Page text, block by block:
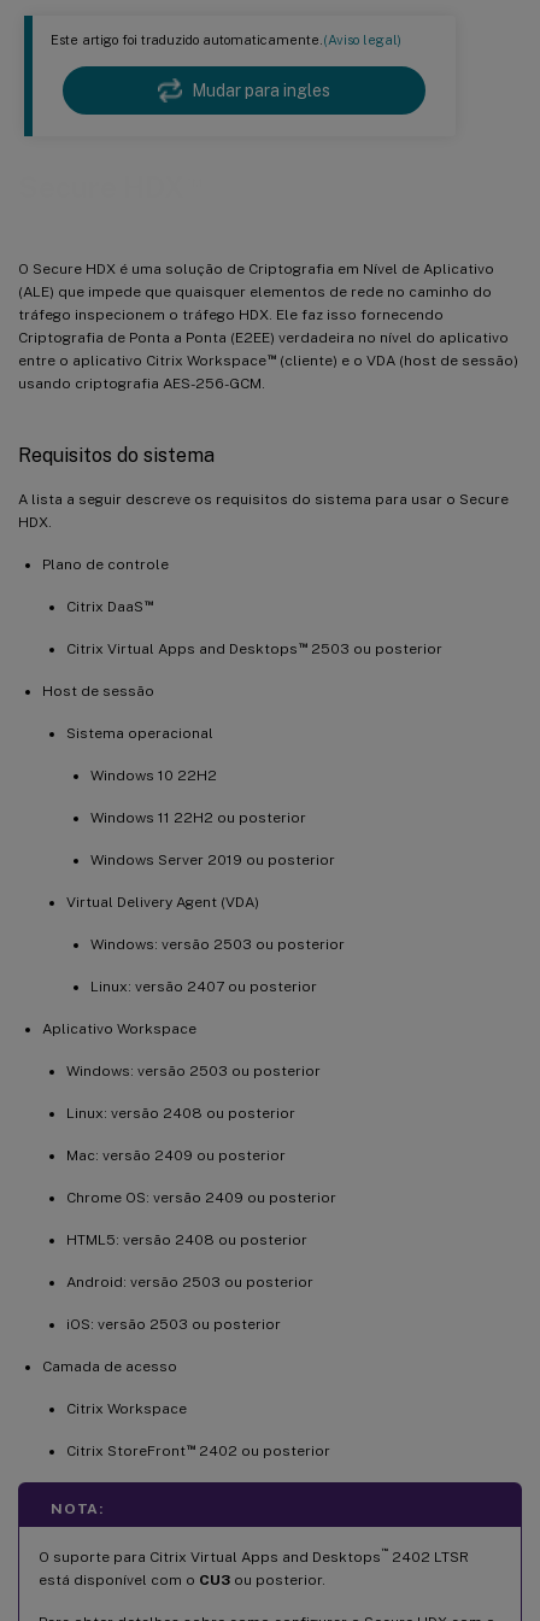
Este artigo foi traduzido automaticamente.(Aviso legal)
Mudar para ingles
O Secure HDX é uma solução de Criptografia em Nível de Aplicativo
(ALE) que impede que quaisquer elementos de rede no caminho do
tráfego inspecionem o tráfego HDX. Ele faz isso fornecendo
Criptografia de Ponta a Ponta (E2EE) verdadeira no nível do aplicativo
entre o aplicativo Citrix Workspace™(cliente) e o VDA (host de sessão)
usando criptografia AES-256-GCM.
Requisitos do sistema
A lista a seguir descreve os requisitos do sistema para usar o Secure
HDX.
Plano de controle
Citrix DaaS ™
Citrix Virtual Apps and Desktops ™2503 ou posterior
Host de sessão
Sistema operacional
Windows 10 22H2
Windows 11 22H2 ou posterior
Windows Server 2019 ou posterior
Virtual Delivery Agent (VDA)
Windows: versão 2503 ou posterior
Linux: versão 2407 ou posterior
Aplicativo Workspace
Windows: versão 2503 ou posterior
Linux: versão 2408 ou posterior
Mac: versão 2409 ou posterior
Chrome OS: versão 2409 ou posterior
HTML5: versão 2408 ou posterior
Android: versão 2503 ou posterior
iOS: versão 2503 ou posterior
Camada de acesso
Citrix Workspace
Citrix StoreFront™2402 ou posterior
NOTA:
O suporte para Citrix Virtual Apps and Desktops ™
2402 LTSR
está disponível com o CU3 ou posterior.